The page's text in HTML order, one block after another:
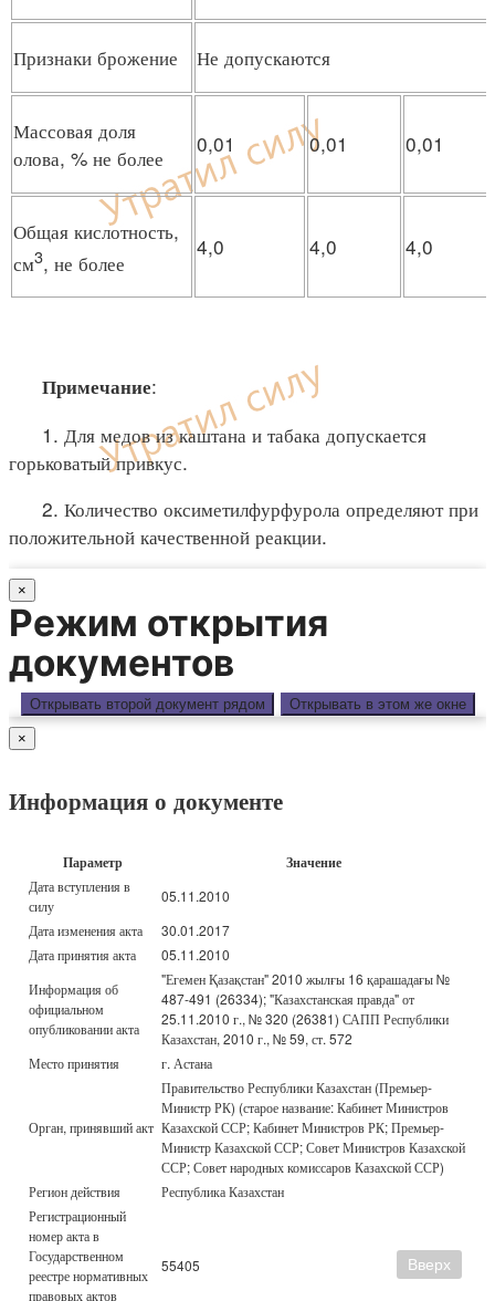
Признаки брожение Не допускаются
Массовая доля
олова, % не более
0,01 0,01 0,01
Общая кислотность,
см3, не более
4,0 4,0 4,0
Примечание:
1. Для медов из каштана и табака допускается
горьковатый привкус.
2. Количество оксиметилфурфурола определяют при
положительной качественной реакции.
×
Режим открытия
документов
Открывать второй документ рядом Открывать в этом же окне
×
Информация о документе
Параметр Значение
Дата вступления в
силу
05.11.2010
Дата изменения акта
30.01.2017
Дата принятия акта
05.11.2010
Информация об
официальном
опубликовании акта
"Егемен Қазақстан" 2010 жылғы 16 қарашадағы №
487-491 (26334); "Казахстанская правда" от
25.11.2010 г., № 320 (26381) САПП Республики
Казахстан, 2010 г., № 59, ст. 572
Место принятия
г. Астана
Орган, принявший акт
Правительство Республики Казахстан (Премьер-
Министр РК) (старое название: Кабинет Министров
Казахской ССР; Кабинет Министров РК; Премьер-
Министр Казахской ССР; Совет Министров Казахской
ССР; Совет народных комиссаров Казахской ССР)
Регион действия
Республика Казахстан
Регистрационный
номер акта в
Государственном
реестре нормативных
правовых актов
55405 Вверх